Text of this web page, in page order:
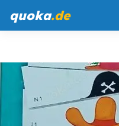
quoka.de